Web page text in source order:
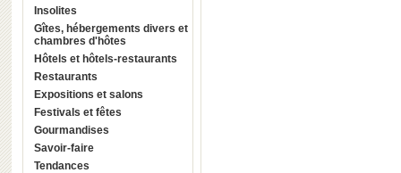
Insolites
Gîtes, hébergements divers et
chambres d'hôtes
Hôtels et hôtels-restaurants
Restaurants
Expositions et salons
Festivals et fêtes
Gourmandises
Savoir-faire
Tendances